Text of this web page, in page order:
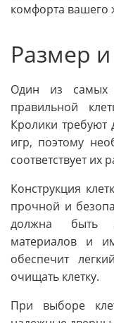
комфорта вашего
Размер
Один из самых
правильной
Кролики требуют
игр, поэтому
соответствует их
Конструкция
прочной и
должна быть
материалов и
обеспечит
очищать клетку.
При выборе